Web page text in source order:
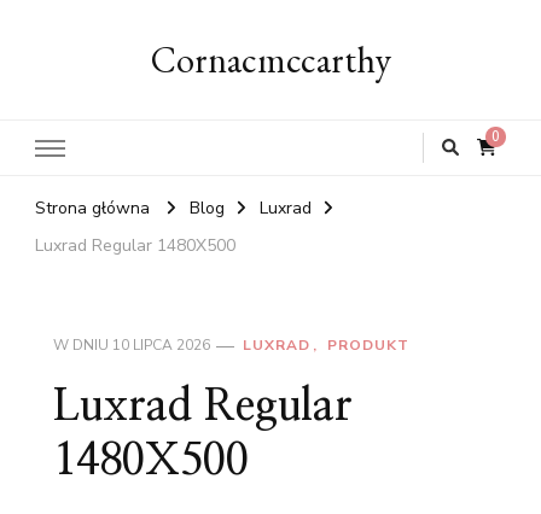
Cornacmccarthy
0
Strona główna Blog
Luxrad
Luxrad Regular 1480X500
W DNIU 10 LIPCA 2026 LUXRAD PRODUKT
Luxrad Regular
1480X500